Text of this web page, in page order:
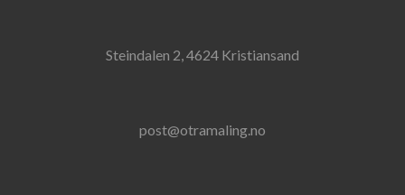
Steindalen 2, 4624 Kristiansand
post@otramaling.no